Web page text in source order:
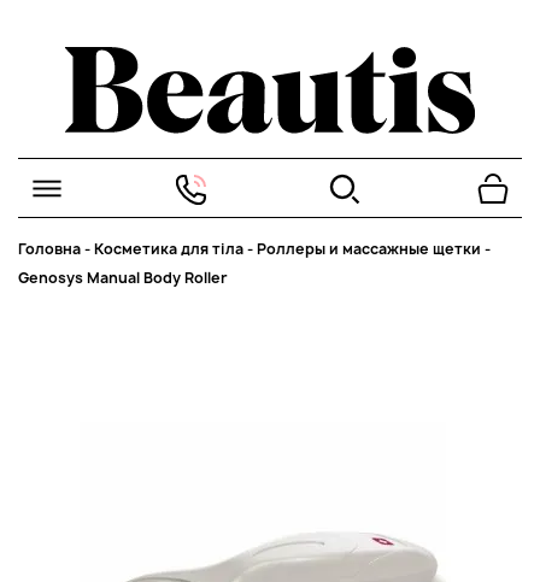
Головна-Косметика для тіла-Роллеры и массажные щетки -
Genosys Manual Body Roller